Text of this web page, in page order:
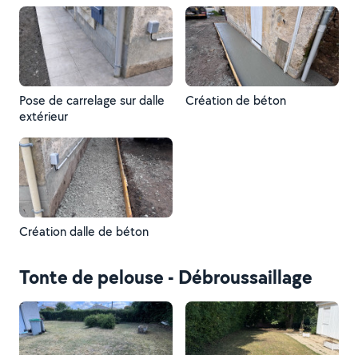
Pose de carrelage sur dalle
extérieur
Création de béton
Création dalle de béton
Tonte de pelouse - Débroussaillage